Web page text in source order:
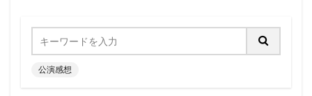
公演感想